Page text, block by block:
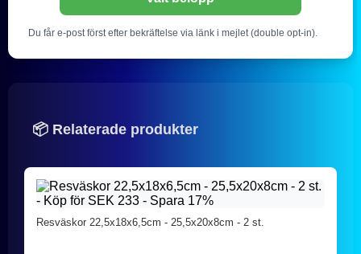
Du får e-post först efter bekräftelse via länk i mejlet (double opt-in).
📦 Relaterade produkter
Resväskor 22,5x18x6,5cm - 25,5x20x8cm - 2 st.